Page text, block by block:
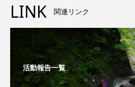
LINK 関連リンク
活動報告一覧